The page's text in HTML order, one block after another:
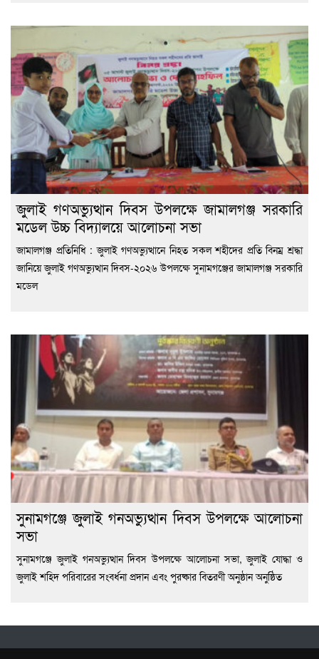
জুলাই গণঅভ্যুত্থান দিবস উপলক্ষে জামালগঞ্জ সরকারি
মডেল উচ্চ বিদ্যালয়ে আলোচনা সভা
জামালগঞ্জ প্রতিনিধি : জুলাই গণঅভ্যুত্থানে নিহত সকল শহীদের প্রতি বিনম্র শ্রদ্ধা
জানিয়ে জুলাই গণঅভ্যুত্থান দিবস-২০২৬ উপলক্ষে সুনামগঞ্জের জামালগঞ্জ সরকারি
মডেল
সুনামগঞ্জে জুলাই গনঅভ্যুত্থান দিবস উপলক্ষে আলোচনা
সভা
সুনামগঞ্জে জুলাই গনঅভ্যুত্থান দিবস উপলক্ষে আলোচনা সভা, জুলাই যোদ্ধা ও
জুলাই শহিদ পরিবারের সংবর্ধনা প্রদান এবং পুরষ্কার বিতরণী অনুষ্ঠান অনুষ্ঠিত